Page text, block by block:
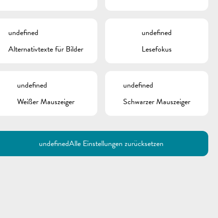
undefined
Alternativtexte für Bilder
undefined
Lesefokus
undefined
Weißer Mauszeiger
undefined
Schwarzer Mauszeiger
undefinedAlle Einstellungen zurücksetzen